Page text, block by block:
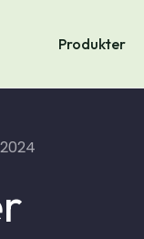
Produkter